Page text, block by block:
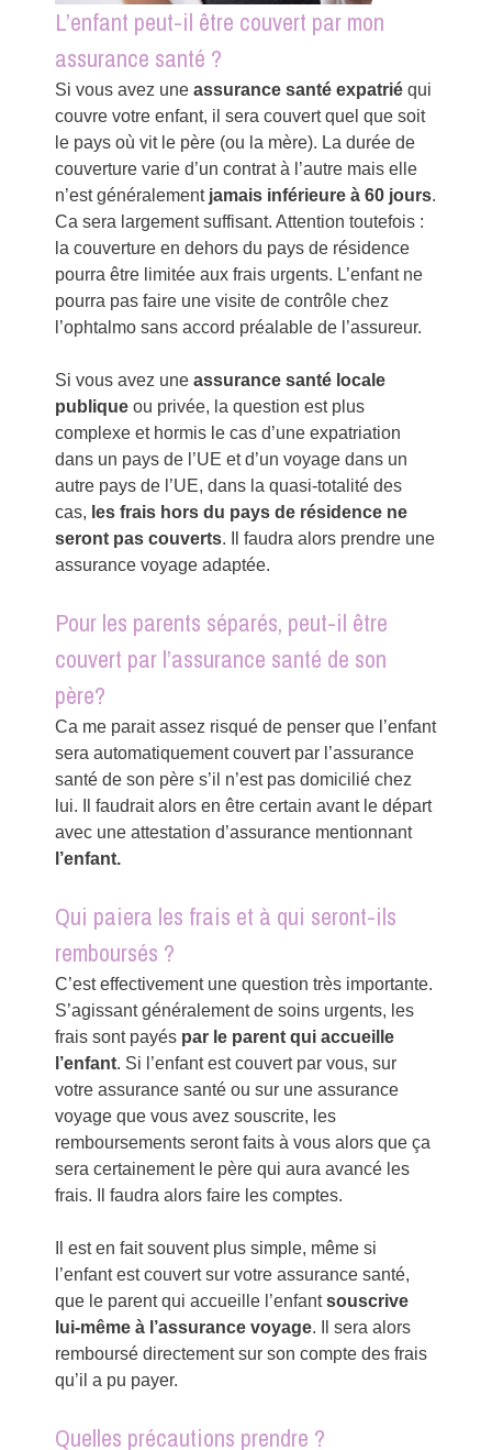
L’enfant peut-il être couvert par mon
assurance santé ?
Si vous avez uneassurance santé expatrié qui
couvre votre enfant, il sera couvert quel que soit
le pays où vit le père (ou la mère). La durée de
couverture varie d’un contrat à l’autre mais elle
n’est généralement jamais inférieure à 60 jours.
Ca sera largement suffisant. Attention toutefois :
la couverture en dehors du pays de résidence
pourra être limitée aux frais urgents. L’enfant ne
pourra pas faire une visite de contrôle chez
l’ophtalmo sans accord préalable de l’assureur.
Si vous avez uneassurance santé locale
publique ou privée, la question est plus
complexe et hormis le cas d’une expatriation
dans un pays de l’UE et d’un voyage dans un
autre pays de l’UE, dans la quasi-totalité des
cas, les frais hors du pays de résidence ne
seront pas couverts. Il faudra alors prendre une
assurance voyage adaptée.
Pour les parents séparés, peut-il être
couvert par l’assurance santé de son
père?
Ca me parait assez risqué de penser que l’enfant
sera automatiquement couvert par l’assurance
santé de son père s’il n’est pas domicilié chez
lui. Il faudrait alors en être certain avant le départ
avec une attestation d’assurance mentionnant
l’enfant.
Qui paiera les frais et à qui seront-ils
remboursés ?
C’est effectivement une question très importante.
S’agissant généralement de soins urgents, les
frais sont payés par le parent qui accueille
l’enfant. Si l’enfant est couvert par vous, sur
votre assurance santé ou sur une assurance
voyage que vous avez souscrite, les
remboursements seront faits à vous alors que ça
sera certainement le père qui aura avancé les
frais. Il faudra alors faire les comptes.
Il est en fait souvent plus simple, même si
l’enfant est couvert sur votre assurance santé,
que le parent qui accueille l’enfantsouscrive
lui-même à l’assurance voyage. Il sera alors
remboursé directement sur son compte des frais
qu’il a pu payer.
Quelles précautions prendre ?